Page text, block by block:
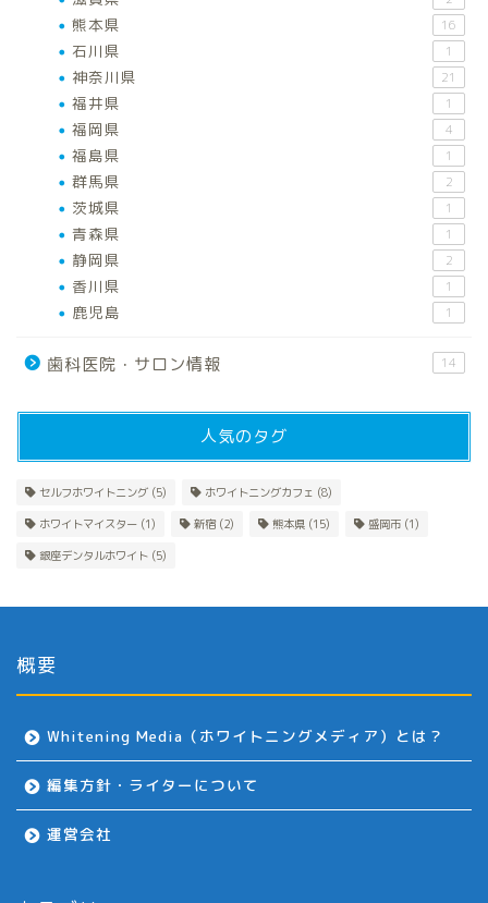
熊本県 16
石川県 1
神奈川県 21
福井県 1
福岡県 4
福島県 1
群馬県 2
茨城県 1
青森県 1
静岡県 2
香川県 1
鹿児島 1
歯科医院・サロン情報 14
人気のタグ
セルフホワイトニング (5) ホワイトニングカフェ (8)
ホワイトマイスター (1) 新宿(2) 熊本県 (15) 盛岡市 (1)
銀座デンタルホワイト (5)
概要
Whitening Media（ホワイトニングメディア）とは？
編集方針・ライターについて
運営会社